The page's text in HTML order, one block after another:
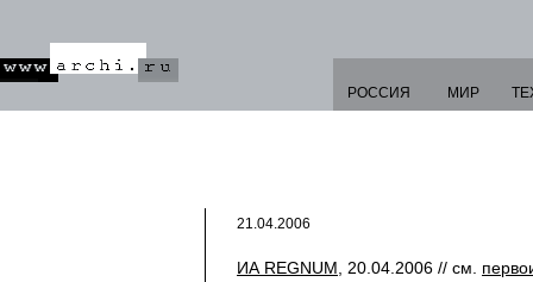
РОССИЯ МИР
21.04.2006
ИА REGNUM , 20.04.2006 // см.